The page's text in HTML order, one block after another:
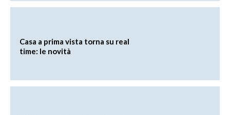
Casa a prima vista torna su real
time: le novità